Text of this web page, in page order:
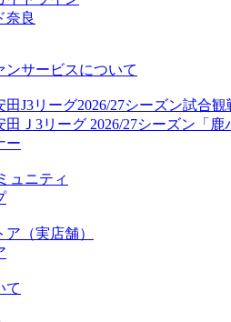
ィーア）
企業
奈良
ンサービスについて
J3リーグ2026/27シーズン試合観
Ｊ3リーグ 2026/27シーズン「鹿
ー
ュニティ
（実店舗）
て